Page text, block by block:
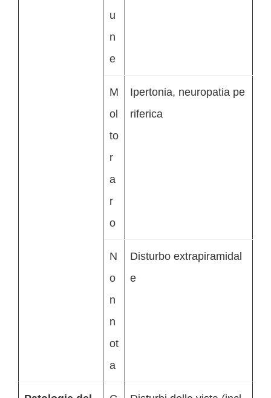
u
n
e
M
ol
to
r
a
r
o
Ipertonia, neuropatia pe
riferica
N
o
n
n
ot
a
Disturbo extrapiramidal
e